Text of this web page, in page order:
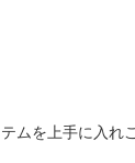
ムを上手に入れ